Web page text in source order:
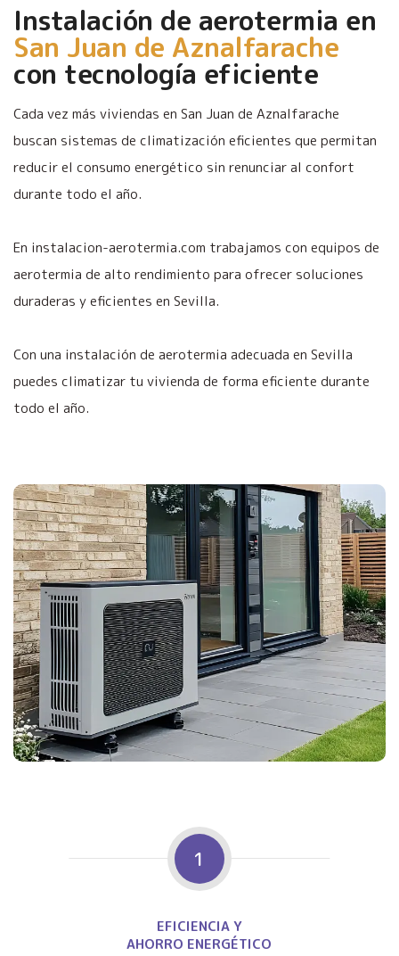
Instalación de aerotermia en
San Juan de Aznalfarache
con tecnología eficiente
Cada vez más viviendas en San Juan de Aznalfarache
buscan sistemas de climatización eficientes que permitan
reducir el consumo energético sin renunciar al confort
durante todo el año.
En instalacion-aerotermia.com trabajamos con equipos de
aerotermia de alto rendimiento para ofrecer soluciones
duraderas y eficientes en Sevilla.
Con una instalación de aerotermia adecuada en Sevilla
puedes climatizar tu vivienda de forma eficiente durante
todo el año.
1
EFICIENCIA Y
AHORRO ENERGÉTICO